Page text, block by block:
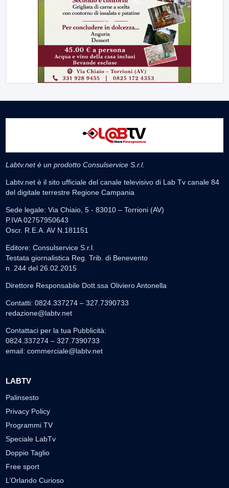
Labtv.net è un prodotto Consulservice S.r.l.
Labtv.net è il sito ufficiale del canale televisivo di Lab Tv canale 84
del digitale terrestre Regione Campania
Sede legale: Via Chiaio, 5 - 83010 – Torrioni (AV)
P.IVA 02757950643
Oscr. R.E.A. AV N.181151
Editore: Consulservice S.r.l.
Testata giornalistica Reg. Trib. di Benevento
n. 244 del 26.02.2015
Direttore Responsabile Dott.ssa Oliviero Antonella
Contatti: 0824.337274 – 327.7390733
redazione@labtv.net
Contattaci per la tua Pubblicità:
0824.337274 – 327.7390733
email: commerciale@labtv.net
LABTV
Palinsesto
Privacy Policy
Programmi TV
Speciale LabTv
Doppio Taglio
Free sport
L’Orlando Curioso